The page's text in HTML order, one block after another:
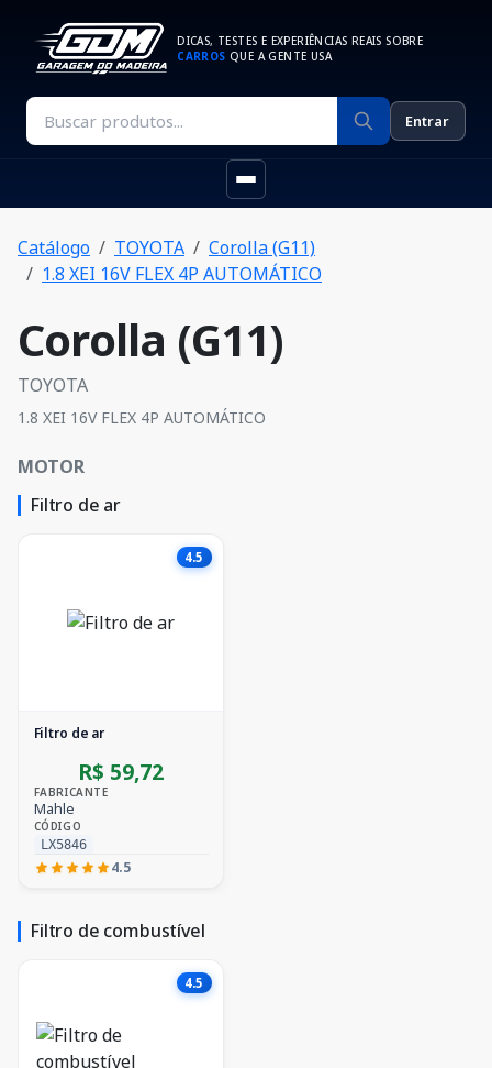
DICAS, TESTES E EXPERIÊNCIAS REAIS SOBRE
CARROS QUE A GENTE USA
Entrar
Catálogo TOYOTA
Corolla (G11)
1.8 XEI 16V FLEX 4P AUTOMÁTICO
Corolla (G11)
TOYOTA
1.8 XEI 16V FLEX 4P AUTOMÁTICO
MOTOR
Filtro de ar
4.5
Filtro de ar
R$ 59,72
FABRICANTE
Mahle
CÓDIGO
LX5846
4.5
Filtro de combustível
4.5